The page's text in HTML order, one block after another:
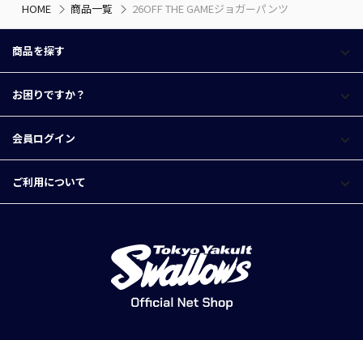
HOME 商品一覧 26OFF THE GAMEジョガーパンツ
商品を探す
お困りですか？
会員ログイン
ご利用について